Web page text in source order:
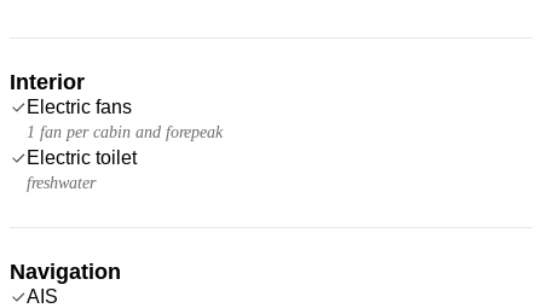
Interior
Electric fans
1 fan per cabin and forepeak
Electric toilet
freshwater
Navigation
AIS